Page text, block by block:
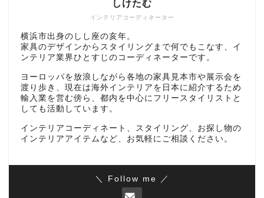
インテリアコーディネーター
しけたむ
横浜市出身のしし座の亥年。
家具のデザインからスタイリングまで何でもこなす、イ
ンテリア業界ひとすじのコーディネーターです。
ヨーロッパを放浪しながら各地の家具見本市や展示会を
渡り歩き、現在は海外インテリアを日本に紹介するため
輸入業を営む傍ら、都内を中心にフリースタイリストと
しても活動しています。
インテリアコーディネート、スタイリング、お探し物の
インテリアアイテムなど、お気軽にご相談ください。
＼ Follow me ／